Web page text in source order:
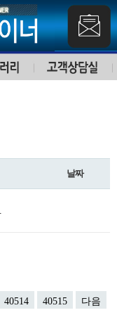
날짜
40514 40515
다음